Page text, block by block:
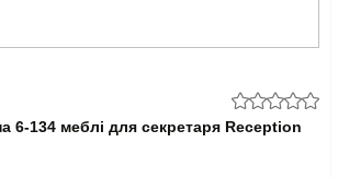
6-134 меблі для секретаря Reception